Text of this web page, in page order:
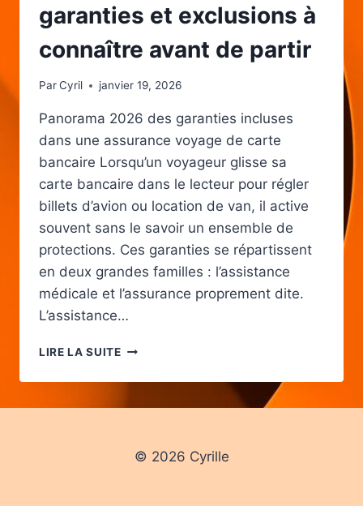
garanties et exclusions à
connaître avant de partir
ParCyril janvier 19, 2026
Panorama 2026 des garanties incluses
dans une assurance voyage de carte
bancaire Lorsqu’un voyageur glisse sa
carte bancaire dans le lecteur pour régler
billets d’avion ou location de van, il active
souvent sans le savoir un ensemble de
protections. Ces garanties se répartissent
en deux grandes familles : l’assistance
médicale et l’assurance proprement dite.
L’assistance…
LIRE LA SUITEASSURANCE
CARTE
GARANTIES
© 2026 Cyrille